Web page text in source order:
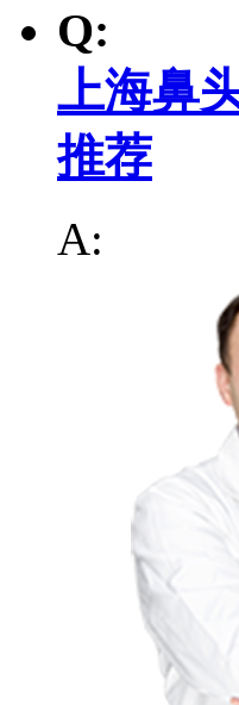
Q:
上海鼻
推荐
A: